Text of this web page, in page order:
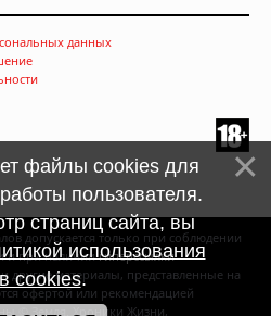
данных
допускается только при соблюдении
и при наличиигиперссылки
другие материалы, представленные на
офертой или рекомендацией
© Земля. Хроники Жизни,
файлы cookies для
пользователя.
страниц сайта, вы
использования
cookies.